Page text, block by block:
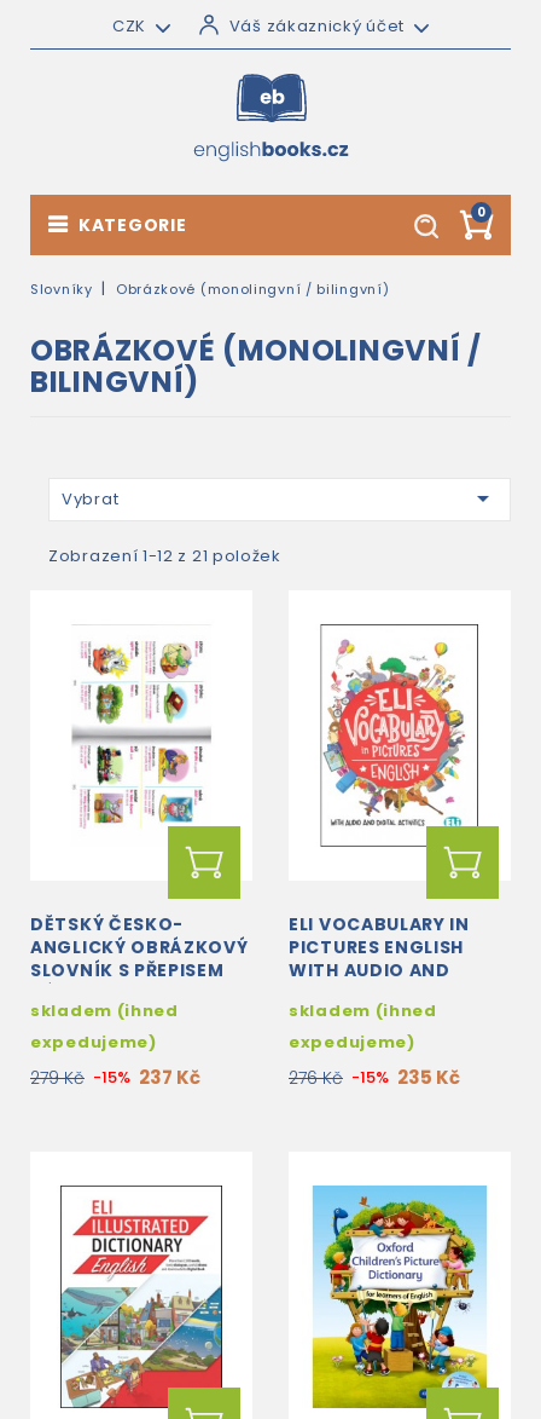
CZK Váš zákaznický účet
0
KATEGORIE
Slovníky Obrázkové (monolingvní / bilingvní)
OBRÁZKOVÉ (MONOLINGVNÍ /
BILINGVNÍ)
Vybrat 
Zobrazení 1-12 z 21 položek
DĚTSKÝ ČESKO-
ANGLICKÝ OBRÁZKOVÝ
SLOVNÍK S PŘEPISEM
skladem (ihned
expedujeme)
279 Kč -15% 237 Kč
ELI VOCABULARY IN
PICTURES ENGLISH
WITH AUDIO AND
skladem (ihned
expedujeme)
276 Kč -15% 235 Kč